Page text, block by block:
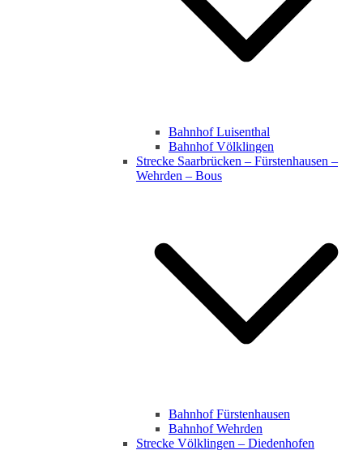
Bahnhof Luisenthal
Bahnhof Völklingen
Strecke Saarbrücken – Fürstenhausen –
Wehrden – Bous
Bahnhof Fürstenhausen
Bahnhof Wehrden
Strecke Völklingen – Diedenhofen